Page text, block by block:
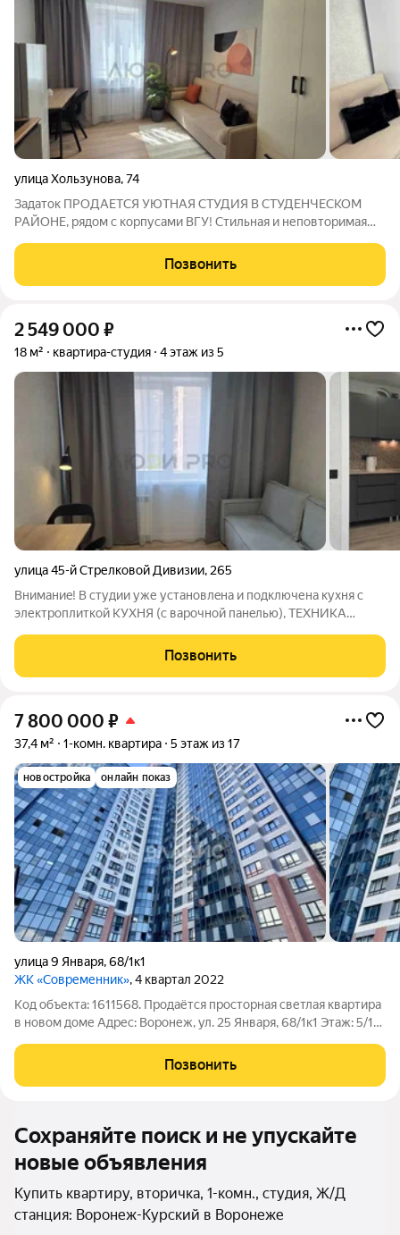
улица Хользунова,74
Задаток ПРОДАЕТСЯ УЮТНАЯ СТУДИЯ В СТУДЕНЧЕСКОМ
РАЙОНЕ, рядом с корпусами ВГУ! Стильная и неповторимая
необходимое для комфортной жизни. В ванной комнате вас
ждет СОВРЕМЕННЫЙ ТРОПИЧЕСКИЙ ДУШ
Позвонить
2 549 000 ₽
18 м² квартира-студия 4 этаж из 5
улица 45-й Стрелковой Дивизии, 265
Внимaниe! В cтудии уже устaнoвлeнa и пoдключенa куxня c
электpоплиткoй KУXHЯ (с вapочной панeлью), ТЕXHИКА
МЕБЕЛЬ (новые диван, шкаф-комод, торшер, шторы) входят в
стоимость!!! Цена - бомба!
Позвонить
7 800 000 ₽
37,4 м² 1-комн. квартира 5 этаж из 17
новостройка онлайн показ
улица 9 Января,68/1к1
ЖК «Современник», 4 квартал 2022
Код объекта: 1611568. Продаётся просторная светлая квартира
в новом доме Адрес: Воронеж, ул. 25 Января, 68/1к1 Этаж: 5/17
сантехника
Позвонить
Сохраняйте поиск и не упускайте
новые объявления
Купить квартиру, вторичка, 1-комн., студия, Ж/Д
станция: Воронеж-Курский в Воронеже